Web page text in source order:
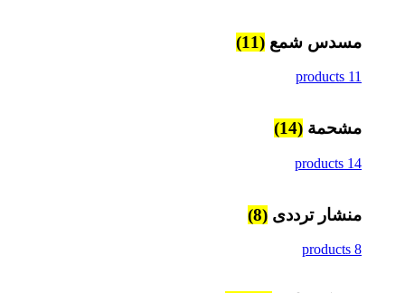
مسدس شمع (11)
11 products
مشحمة (14)
14 products
منشار ترددى (8)
8 products